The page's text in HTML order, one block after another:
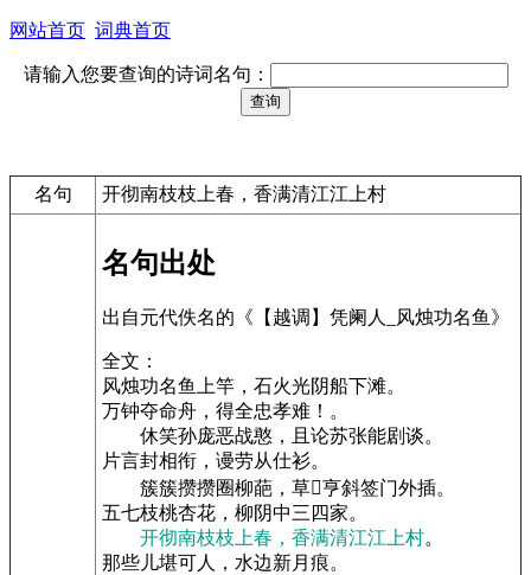
网站首页 词典首页
请输入您要查询的诗词名句：
名句 开彻南枝枝上春，香满清江江上村
名句出处
出自元代佚名的《【越调】凭阑人_风烛功名鱼》
全文：
风烛功名鱼上竿，石火光阴船下滩。
万钟夺命舟，得全忠孝难！。
休笑孙庞恶战憨，且论苏张能剧谈。
片言封相衔，谩劳从仕衫。
簇簇攒攒圈柳葩，草亨斜签门外插。
五七枝桃杏花，柳阴中三四家。
开彻南枝枝上春，香满清江江上村。
那些儿堪可人，水边新月痕。